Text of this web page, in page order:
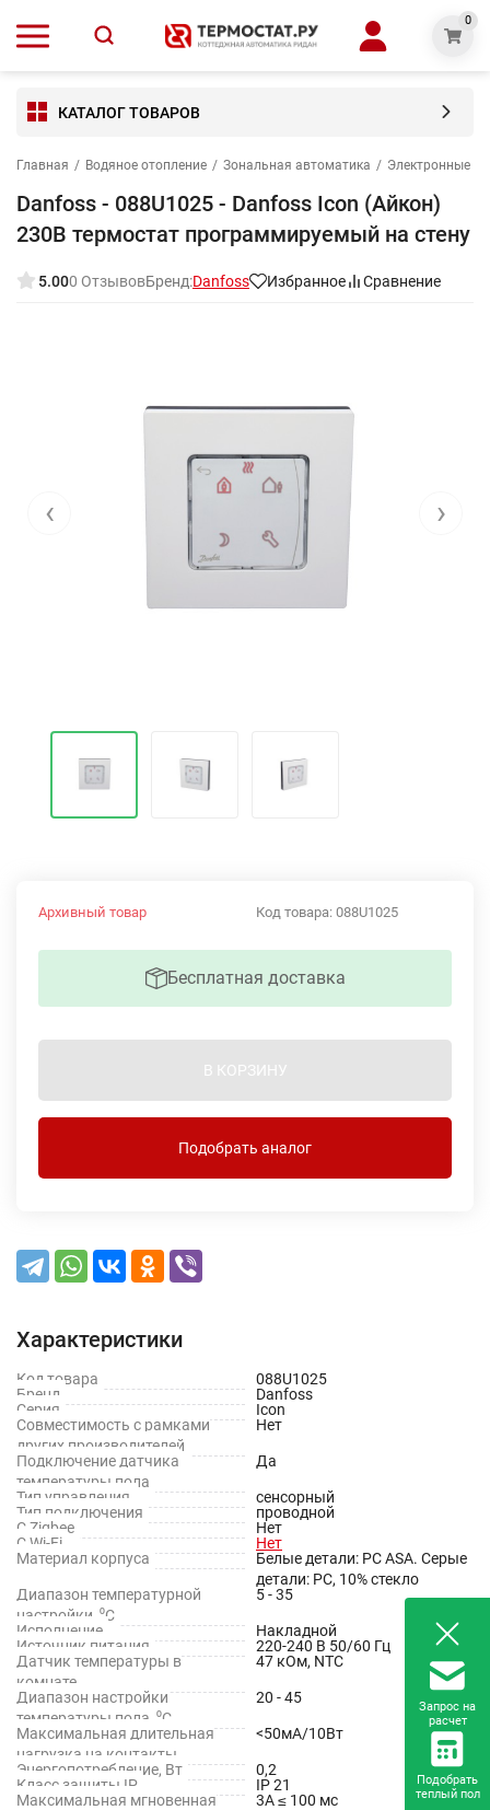
0
КАТАЛОГ ТОВАРОВ
Главная / Водяное отопление / Зональная автоматика / Электронные
Danfoss - 088U1025 - Danfoss Icon (Айкон)
230В термостат программируемый на стену
5.000 ОтзывовБренд:Danfoss Избранное Сравнение
‹ ›
Код товара: 088U1025
Архивный товар
Бесплатная доставка
В КОРЗИНУ
Подобрать аналог
Характеристики
Код товара
088U1025
Бренд
Danfoss
Серия
Icon
Совместимость с рамками
других производителей
Нет
Подключение датчика
температуры пола
Да
Тип управления
сенсорный
Тип подключения
проводной
С Zigbee
Нет
С Wi-Fi
Нет
Материал корпуса
Белые детали: PC ASA. Серые
детали: PC, 10% стекло
Диапазон температурной
настройки, ⁰С
5 - 35
Исполнение
Накладной
Источник питания
220-240 В 50/60 Гц
Датчик температуры в
комнате
47 кОм, NTC
Диапазон настройки
температуры пола, ⁰С
20 - 45
Максимальная длительная
нагрузка на контакты
<50мА/10Вт
Энергопотребление, Вт
0,2
Класс защиты IP
IP 21
Максимальная мгновенная
3А ≤ 100 мс
Запрос на
расчет
Подобрать
теплый пол